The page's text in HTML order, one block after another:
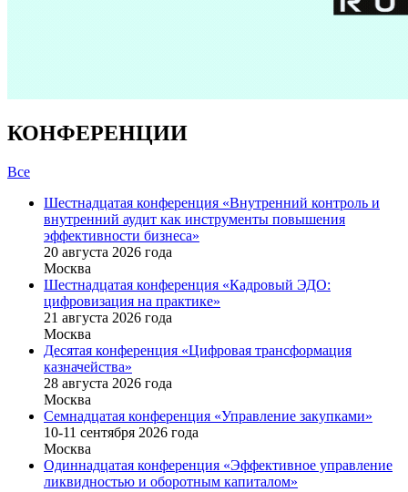
КОНФЕРЕНЦИИ
Все
Шестнадцатая конференция «Внутренний контроль и
внутренний аудит как инструменты повышения
эффективности бизнеса»
20 августа 2026 года
Москва
Шестнадцатая конференция «Кадровый ЭДО:
цифровизация на практике»
21 августа 2026 года
Москва
Десятая конференция «Цифровая трансформация
казначейства»
28 августа 2026 года
Москва
Семнадцатая конференция «Управление закупками»
10-11 сентября 2026 года
Москва
Одиннадцатая конференция «Эффективное управление
ликвидностью и оборотным капиталом»